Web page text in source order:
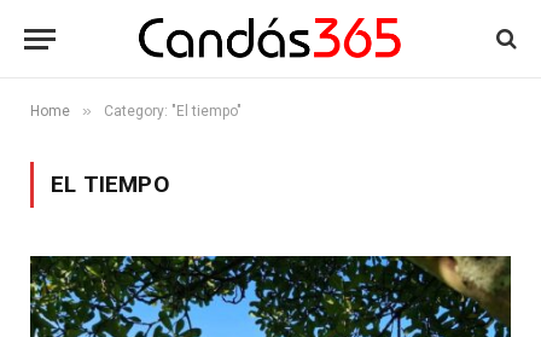
Home » Category: "El tiempo"
EL TIEMPO